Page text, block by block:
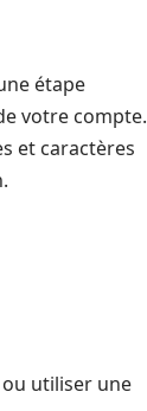
étape
votre compte.
et caractères
utiliser une